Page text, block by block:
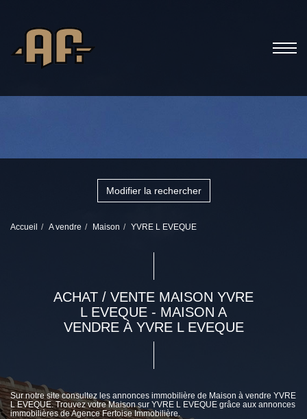
Modifier la rechercher
Accueil A vendre Maison YVRE L EVEQUE
ACHAT / VENTE MAISON YVRE
L EVEQUE - MAISON A
VENDRE À YVRE L EVEQUE
Sur notre site consultez les annonces immobilière de Maison à vendre YVRE
L EVEQUE. Trouvez votre Maison sur YVRE L EVEQUE grâce aux annonces
immobilières de Agence Fertoise Immobilière.